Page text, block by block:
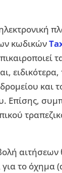
κωδικών
και
Επίσης,
αιτήσεων
το όχημα